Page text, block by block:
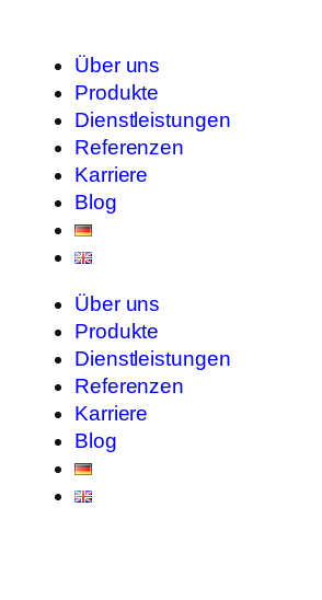
Über uns
Produkte
Dienstleistungen
Referenzen
Karriere
Blog
Über uns
Produkte
Dienstleistungen
Referenzen
Karriere
Blog